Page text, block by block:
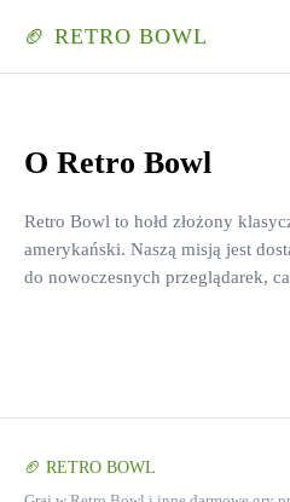
🏈 RETRO BOWL
O Retro Bowl
Retro Bowl to hołd złożony
amerykański. Naszą misją jest
do nowoczesnych przeglądarek,
🏈 RETRO BOWL